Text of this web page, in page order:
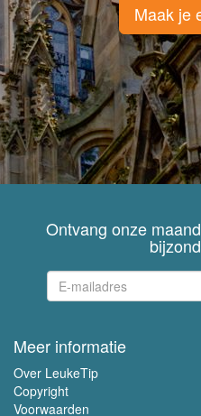
Maak je
Ontvang onze
Meer informatie
Over LeukeTip
Copyright
Voorwaarden